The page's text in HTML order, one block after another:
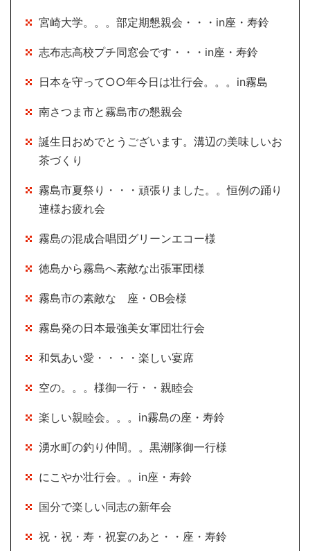
宮崎大学。。。部定期懇親会・・・in座・寿鈴
志布志高校プチ同窓会です・・・in座・寿鈴
日本を守って○○年今日は壮行会。。。in霧島
南さつま市と霧島市の懇親会
誕生日おめでとうございます。溝辺の美味しいお
茶づくり
霧島市夏祭り・・・頑張りました。。恒例の踊り
連様お疲れ会
霧島の混成合唱団グリーンエコー様
徳島から霧島へ素敵な出張軍団様
霧島市の素敵な 座・OB会様
霧島発の日本最強美女軍団壮行会
和気あい愛・・・・楽しい宴席
空の。。。様御一行・・親睦会
楽しい親睦会。。。in霧島の座・寿鈴
湧水町の釣り仲間。。黒潮隊御一行様
にこやか壮行会。。in座・寿鈴
国分で楽しい同志の新年会
祝・祝・寿・祝宴のあと・・座・寿鈴